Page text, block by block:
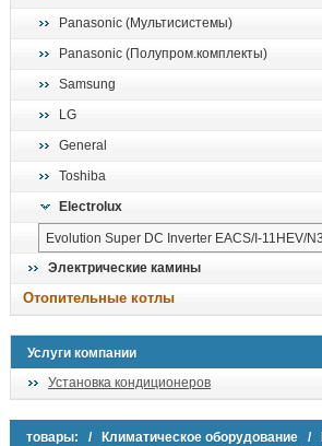
Panasonic (Мультисистемы)
Panasonic (Полупром.комплекты)
Samsung
LG
General
Toshiba
Electrolux
Электрические камины
Отопительные котлы
Услуги компании
Установка кондиционеров
товары: / Климатическое оборудование /